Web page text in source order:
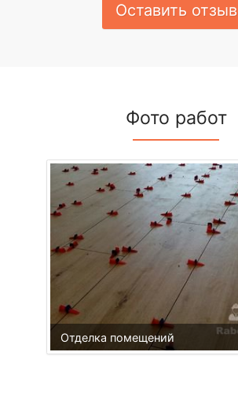
Оставить отзыв
Фото работ
Отделка помещений